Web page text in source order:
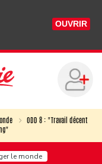
OUVRIR
ODD 8 : "Travail décent
le monde